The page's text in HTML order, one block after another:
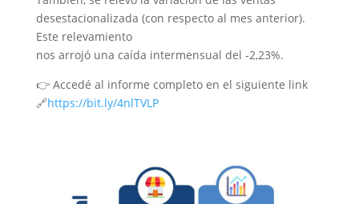
desestacionalizada (con respecto al mes anterior).
Este relevamiento
nos arrojó una caída intermensual del -2,23%.
👉 Accedé al informe completo en el siguiente link
🔗https://bit.ly/4nlTVLP